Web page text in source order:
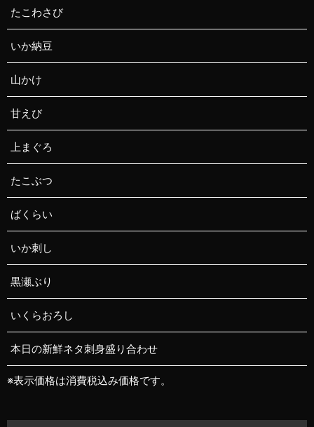
たこわさび
いか納豆
山かけ
甘えび
上まぐろ
たこぶつ
ばくらい
いか刺し
黒瀬ぶり
いくらおろし
本日の新鮮ネタ刺身盛り合わせ
※表示価格は消費税込み価格です。